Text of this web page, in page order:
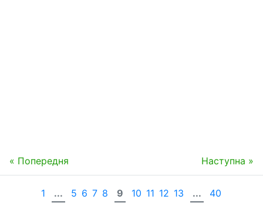
« Попередня Наступна »
1 ... 5 6 7 8 9 10 11 12 13 ... 40